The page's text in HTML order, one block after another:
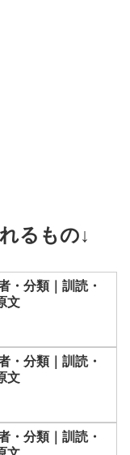
るもの↓
・分類｜訓読・
文
・分類｜訓読・
文
・分類｜訓読・